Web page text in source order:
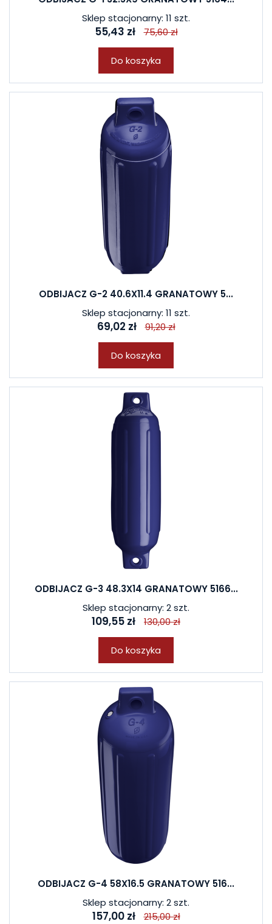
Sklep stacjonarny: 11 szt.
55,43 zł 75,60 zł
Do koszyka
ODBIJACZ G-2 40.6X11.4 GRANATOWY 5...
Sklep stacjonarny: 11 szt.
69,02 zł 91,20 zł
Do koszyka
ODBIJACZ G-3 48.3X14 GRANATOWY 5166...
Sklep stacjonarny: 2 szt.
109,55 zł 130,00 zł
Do koszyka
ODBIJACZ G-4 58X16.5 GRANATOWY 516...
Sklep stacjonarny: 2 szt.
157,00 zł 215,00 zł